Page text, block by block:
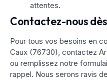
attentes.
Contactez-nous dès
Pour tous vos besoins en
Caux (76730), contactez
ou remplissez notre
rappel. Nous serons ravis